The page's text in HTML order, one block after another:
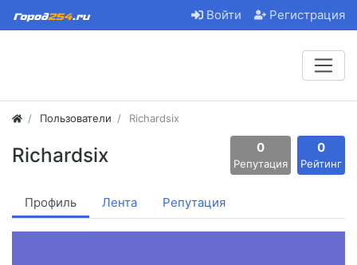
Войти Регистрация
Пользователи Richardsix
Richardsix 0
Репутация
0
Рейтинг
Профиль Лента Репутация